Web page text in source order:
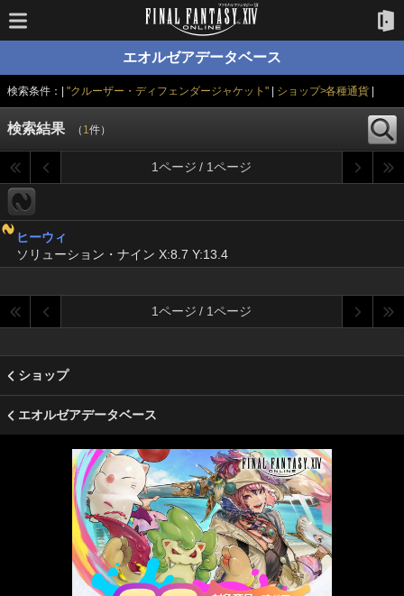
エオルゼアデータベース
検索条件：| "クルーザー・ディフェンダージャケット"| ショップ>各種通貨
検索結果 （ 1件）
1ページ / 1ページ
ヒーウィ
ソリューション・ナイン X:8.7 Y:13.4
1ページ / 1ページ
ショップ
エオルゼアデータベース